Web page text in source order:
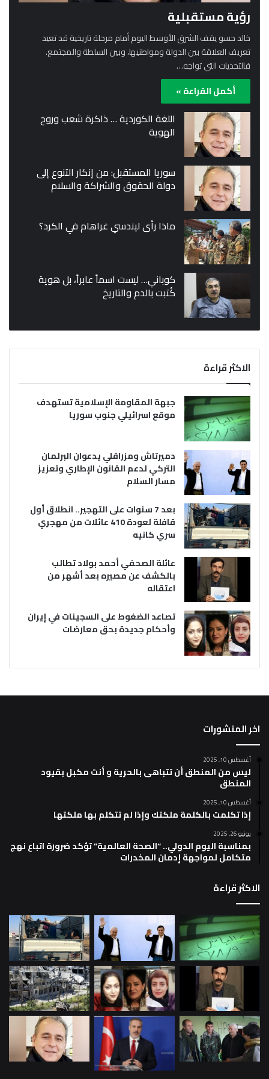
رؤية مستقبلية
خالد حسو يقف الشرق الأوسط اليوم أمام مرحلة تاريخية قد تعيد
تعريف العلاقة بين الدولة ومواطنيها، وبين السلطة والمجتمع.
فالتحديات التي تواجه…
أكمل القراءة »
اللغة الكوردية … ذاكرة شعب وروح
الهوية
سوريا المستقبل: من إنكار التنوع إلى
دولة الحقوق والشراكة والسلام
ماذا رأى ليندسي غراهام في الكرد؟
كوباني… ليست اسماً عابراً، بل هوية
كُتبت بالدم والتاريخ
الاكثر قراءة
جبهة المقاومة الإسلامية تستهدف
موقع اسرائيلي جنوب سوريا
دميرتاش ومزراقلي يدعوان البرلمان
التركي لدعم القانون الإطاري وتعزيز
مسار السلام
بعد 7 سنوات على التهجير.. انطلاق أول
قافلة لعودة 410 عائلات من مهجري
سري كانيه
عائلة الصحفي أحمد بولاد تطالب
بالكشف عن مصيره بعد أشهر من
اعتقاله
تصاعد الضغوط على السجينات في إيران
وأحكام جديدة بحق معارضات
اخر المنشورات
أغسطس 10, 2025
ليس من المنطق أن تتباهى بالحرية و أنت مكبل بقيود
المنطق
أغسطس 10, 2025
إذا تكلمت بالكلمة ملكتك وإذا لم تتكلم بها ملكتها
يونيو 26, 2025
بمناسبة اليوم الدولي.. “الصحة العالمية” تؤكد ضرورة اتباع نهج
متكامل لمواجهة إدمان المخدرات
الاكثر قراءة